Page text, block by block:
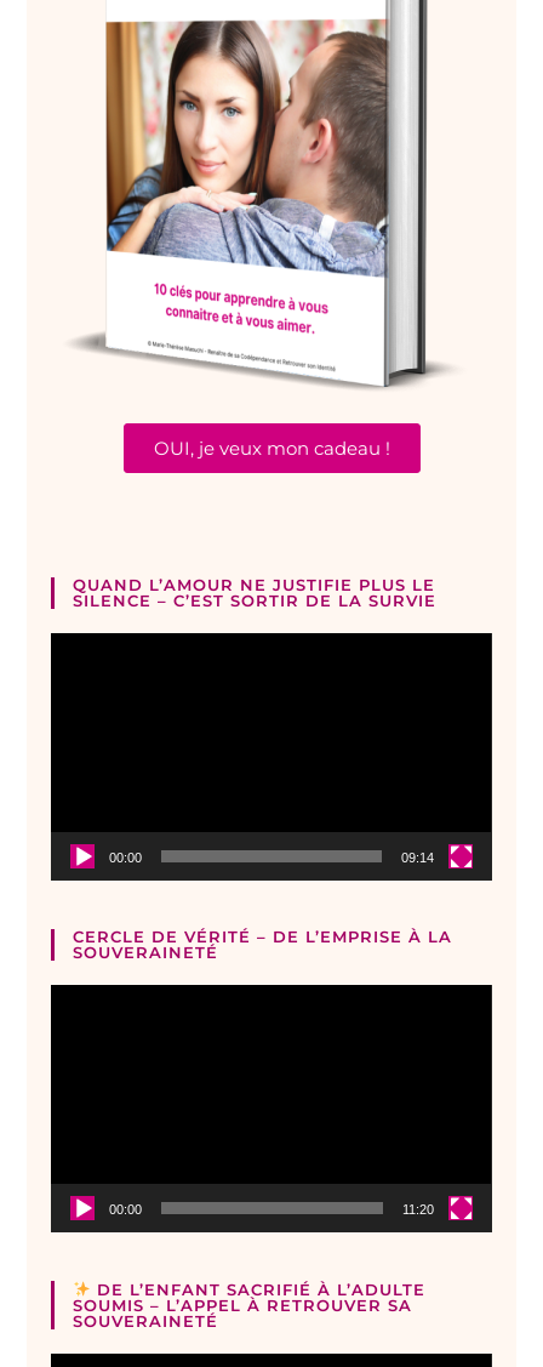
OUI, je veux mon cadeau !
QUAND L’AMOUR NE JUSTIFIE PLUS LE
SILENCE – C’EST SORTIR DE LA SURVIE
00:00 09:14
CERCLE DE VÉRITÉ – DE L’EMPRISE À LA
SOUVERAINETÉ
00:00 11:20
DE L’ENFANT SACRIFIÉ À L’ADULTE
SOUMIS – L’APPEL À RETROUVER SA
SOUVERAINETÉ